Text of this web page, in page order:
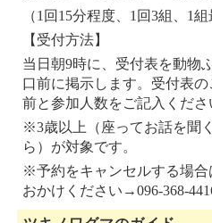
（1回15分程度、1回3組、1組
【受付方法】
当日朝9時に、受付表を動物
口前に掲示します。受付表
前と参加人数をご記入くださ
※3歳以上（座ってお話を聞
ら）が対象です。
※予約をキャンセルする場合
おかけください→096-368-